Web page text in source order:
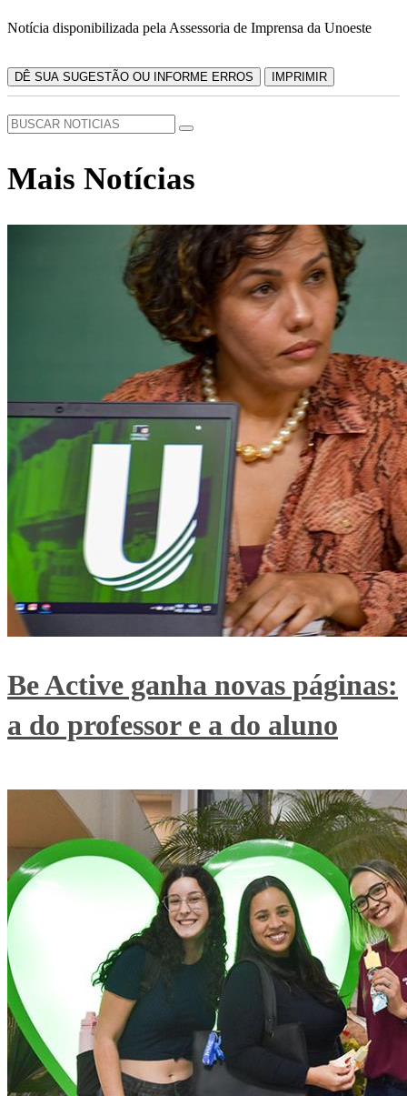
Notícia disponibilizada pela Assessoria de Imprensa da Unoeste
DÊ SUA SUGESTÃO OU INFORME ERROS IMPRIMIR
Mais Notícias
Be Active ganha novas páginas:
a do professor e a do aluno